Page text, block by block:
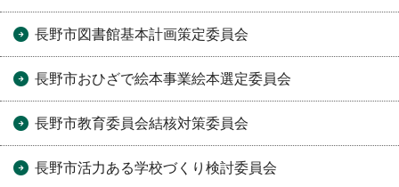
長野市図書館基本計画策定委員会
長野市おひざで絵本事業絵本選定委員会
長野市教育委員会結核対策委員会
長野市活力ある学校づくり検討委員会